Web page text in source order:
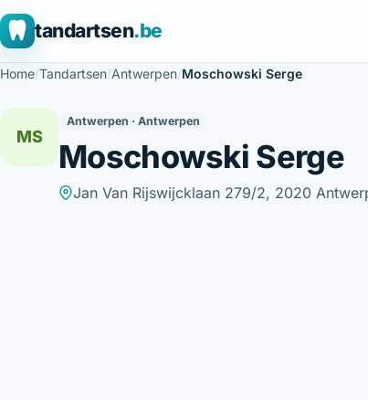
tandartsen.be
Home/Tandartsen/Antwerpen/Moschowski Serge
MS
Antwerpen · Antwerpen
Moschowski Serge
Jan Van Rijswijcklaan 279/2, 2020